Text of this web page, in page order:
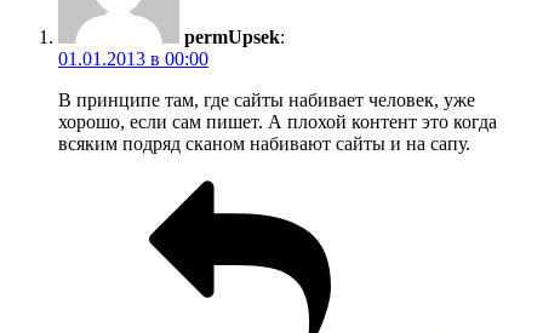
permUpsek:
01.01.2013 в 00:00
В принципе там, где сайты набивает человек, уже
хорошо, если сам пишет. А плохой контент это когда
всяким подряд сканом набивают сайты и на сапу.